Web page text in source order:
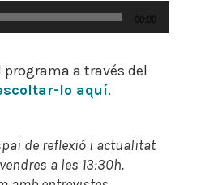
00:00
programa a través del
lo aquí.
de reflexió i actualitat
a les 13:30h.